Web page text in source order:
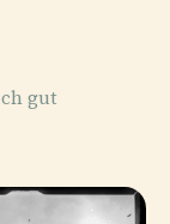
gut